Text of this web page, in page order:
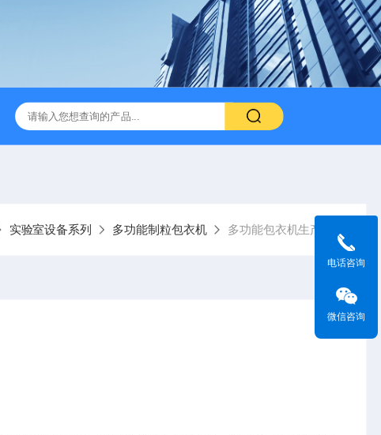
实验室设备系列 多功能制粒包衣机 多功能包衣机生产厂家
电话咨询
微信咨询